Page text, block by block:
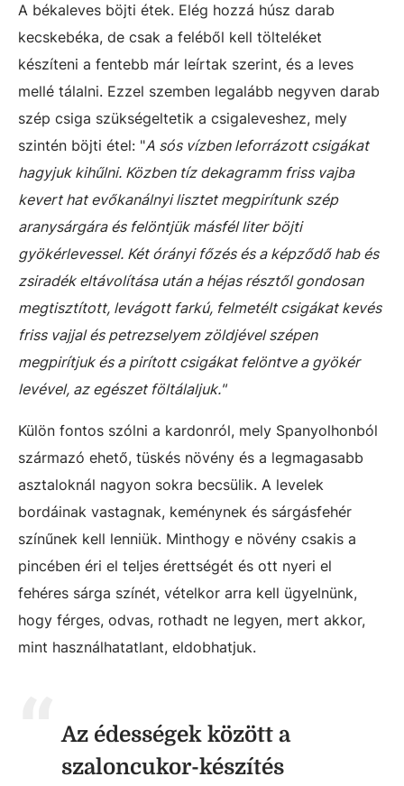
A békaleves böjti étek. Elég hozzá húsz darab
kecskebéka, de csak a feléből kell tölteléket
készíteni a fentebb már leírtak szerint, és a leves
mellé tálalni. Ezzel szemben legalább negyven darab
szép csiga szükségeltetik a csigaleveshez, mely
szintén böjti étel: "A sós vízben leforrázott csigákat
hagyjuk kihűlni. Közben tíz dekagramm friss vajba
kevert hat evőkanálnyi lisztet megpirítunk szép
aranysárgára és felöntjük másfél liter böjti
gyökérlevessel. Két órányi főzés és a képződő hab és
zsiradék eltávolítása után a héjas résztől gondosan
megtisztított, levágott farkú, felmetélt csigákat kevés
friss vajjal és petrezselyem zöldjével szépen
megpirítjuk és a pirított csigákat felöntve a gyökér
levével, az egészet föltálaljuk."
Külön fontos szólni a kardonról, mely Spanyolhonból
származó ehető, tüskés növény és a legmagasabb
asztaloknál nagyon sokra becsülik. A levelek
bordáinak vastagnak, keménynek és sárgásfehér
színűnek kell lenniük. Minthogy e növény csakis a
pincében éri el teljes érettségét és ott nyeri el
fehéres sárga színét, vételkor arra kell ügyelnünk,
hogy férges, odvas, rothadt ne legyen, mert akkor,
mint használhatatlant, eldobhatjuk.
Az édességek között a
szaloncukor-készítés